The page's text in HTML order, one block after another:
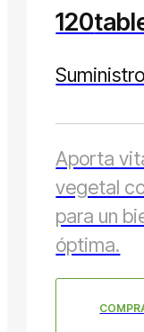
120
Aporta
vegetal
para un
óptima.